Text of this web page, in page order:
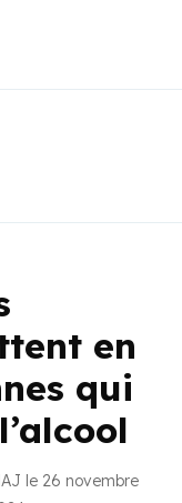
en
qui
le 26 novembre